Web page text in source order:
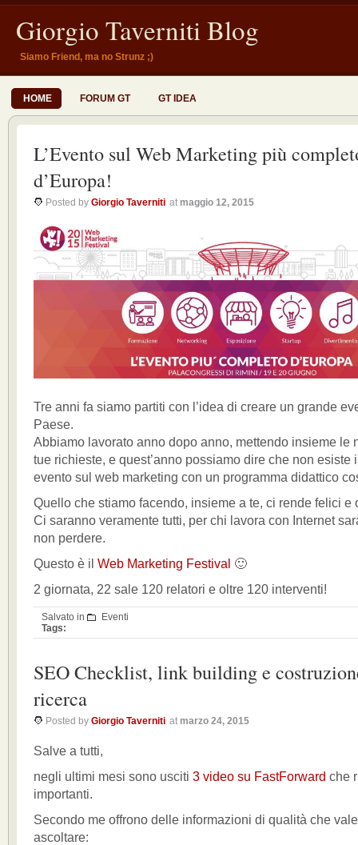
Giorgio Taverniti Blog
Siamo Friend, ma no Strunz ;)
HOME FORUM GT GT IDEA
L’Evento sul Web Marketing più
d’Europa!
Posted by Giorgio Taverniti at maggio 12, 2015
Tre anni fa siamo partiti con l’idea di creare un grande
Paese.
Abbiamo lavorato anno dopo anno, mettendo insieme le
tue richieste, e quest’anno possiamo dire che non esiste
evento sul web marketing con un programma didattico
Quello che stiamo facendo, insieme a te, ci rende felici e
Ci saranno veramente tutti, per chi lavora con Internet
non perdere.
Questo è il Web Marketing Festival 🙂
2 giornata, 22 sale 120 relatori e oltre 120 interventi!
Salvato in
Eventi
Tags:
SEO Checklist, link building e
ricerca
Posted by Giorgio Taverniti at marzo 24, 2015
Salve a tutti,
negli ultimi mesi sono usciti 3 video su FastForward che
importanti.
Secondo me offrono delle informazioni di qualità che
ascoltare: